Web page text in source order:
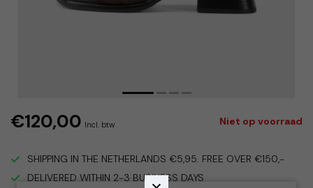
€120,00 Incl. btw Niet op voorraad
SHIPPING IN THE NETHERLANDS €5,95. FREE OVER €150,-
DELIVERED WITHIN 2-3 BUSINESS DAYS